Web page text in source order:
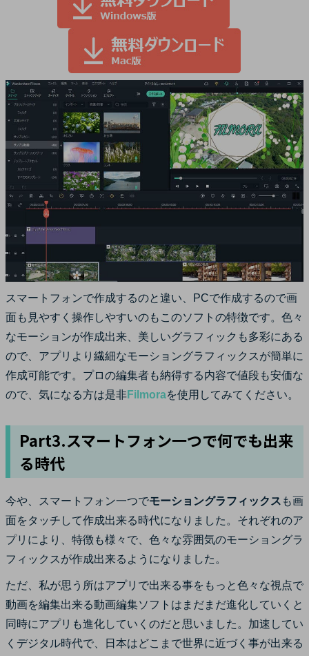
スマートフォンで作成するのと違い、PCで作成するので画
面も見やすく操作しやすいのもこのソフトの特徴です。色々
なモーションが作成出来、美しいグラフィックも多彩にある
ので、アプリより繊細なモーショングラフィックスが簡単に
作成可能です。プロの編集者も納得する内容で値段も安価な
ので、気になる方は是非Filmoraを使用してみてください。
Part3.スマートフォン一つで何でも出来
る時代
今や、スマートフォン一つでモーショングラフィックス も画
面をタッチして作成出来る時代になりました。それぞれのア
プリにより、特徴も様々で、色々な雰囲気のモーショングラ
フィックスが作成出来るようになりました。
ただ、私が思う所はアプリで出来る事をもっと色々な視点で
動画を編集出来る動画編集ソフトはまだまだ進化していくと
同時にアプリも進化していくのだと思いました。加速してい
くデジタル時代で、日本はどこまで世界に近づく事が出来る